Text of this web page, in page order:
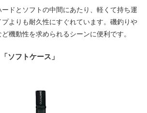
ドとソフトの中間にあたり、軽くて持ち運
よりも耐久性にすぐれています。磯釣りや
機動性を求められるシーンに便利です。
ソフトケース」